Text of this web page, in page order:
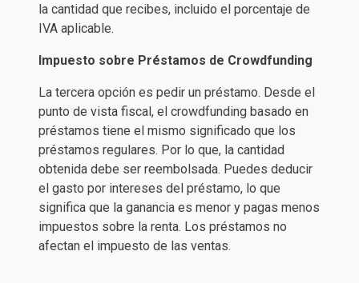
la cantidad que recibes, incluido el porcentaje de
IVA aplicable.
Impuesto sobre Préstamos de Crowdfunding
La tercera opción es pedir un préstamo. Desde el
punto de vista fiscal, el crowdfunding basado en
préstamos tiene el mismo significado que los
préstamos regulares. Por lo que, la cantidad
obtenida debe ser reembolsada. Puedes deducir
el gasto por intereses del préstamo, lo que
significa que la ganancia es menor y pagas menos
impuestos sobre la renta. Los préstamos no
afectan el impuesto de las ventas.